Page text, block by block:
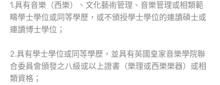
1.具有音樂（西樂）、文化藝術管理、音樂管理或相類範
疇學士學位或同等學歷，或不頒授學士學位的連讀碩士或
連讀博士學位；
2.具有學士學位或同等學歷，並具有英國皇家音樂學院聯
合委員會頒發之八級或以上證書（樂理或西樂樂器）或相
類資格；